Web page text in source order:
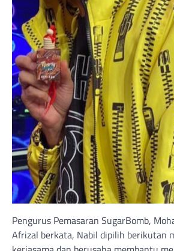
Pengurus Pemasaran SugarBomb,
Afrizal berkata, Nabil dipilih berikutan